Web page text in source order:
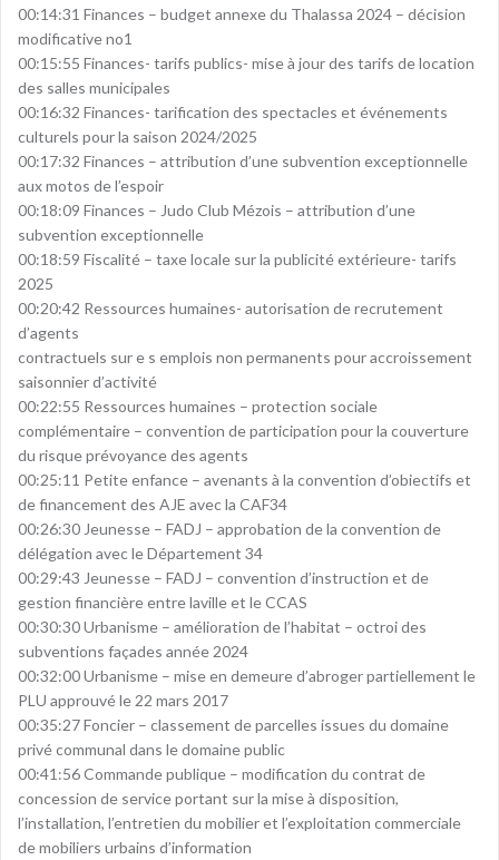
00:14:31 Finances – budget annexe du Thalassa 2024 – décision
modificative no1
00:15:55 Finances- tarifs publics- mise à jour des tarifs de location
des salles municipales
00:16:32 Finances- tarification des spectacles et événements
culturels pour la saison 2024/2025
00:17:32 Finances – attribution d’une subvention exceptionnelle
aux motos de l’espoir
00:18:09 Finances – Judo Club Mézois – attribution d’une
subvention exceptionnelle
00:18:59 Fiscalité – taxe locale sur la publicité extérieure- tarifs
2025
00:20:42 Ressources humaines- autorisation de recrutement
d’agents
contractuels sur e s emplois non permanents pour accroissement
saisonnier d’activité
00:22:55 Ressources humaines – protection sociale
complémentaire – convention de participation pour la couverture
du risque prévoyance des agents
00:25:11 Petite enfance – avenants à la convention d’obiectifs et
de financement des AJE avec la CAF34
00:26:30 Jeunesse – FADJ – approbation de la convention de
délégation avec le Département 34
00:29:43 Jeunesse – FADJ – convention d’instruction et de
gestion financière entre laville et le CCAS
00:30:30 Urbanisme – amélioration de l’habitat – octroi des
subventions façades année 2024
00:32:00 Urbanisme – mise en demeure d’abroger partiellement le
PLU approuvé le 22 mars 2017
00:35:27 Foncier – classement de parcelles issues du domaine
privé communal dans le domaine public
00:41:56 Commande publique – modification du contrat de
concession de service portant sur la mise à disposition,
l’installation, l’entretien du mobilier et l’exploitation commerciale
de mobiliers urbains d’information